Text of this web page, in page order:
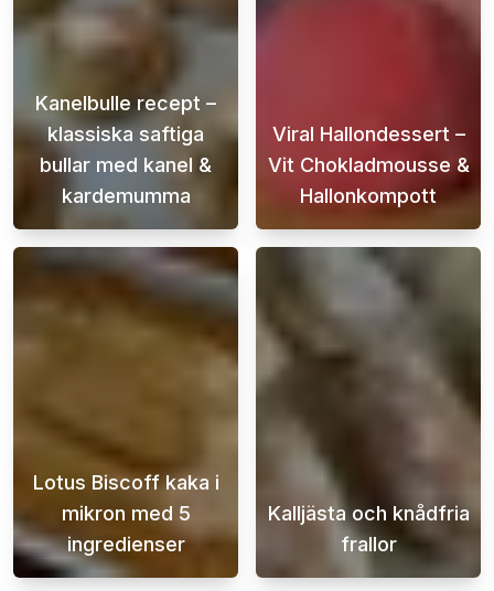
Kanelbulle recept –
klassiska saftiga
bullar med kanel &
kardemumma
Det här kanelbulle receptet är för dig
Viral Hallondessert –
Vit Chokladmousse &
Hallonkompott
Letar du
Lotus Biscoff kaka i
mikron med 5
ingredienser
När sötsuget slår till och tiden är knapp,
Kalljästa och knådfria
frallor
Njut av